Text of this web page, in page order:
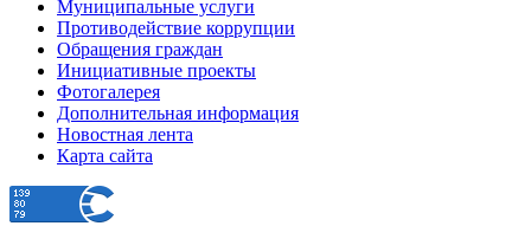
Муниципальные услуги
Противодействие коррупции
Обращения граждан
Инициативные проекты
Фотогалерея
Дополнительная информация
Новостная лента
Карта сайта